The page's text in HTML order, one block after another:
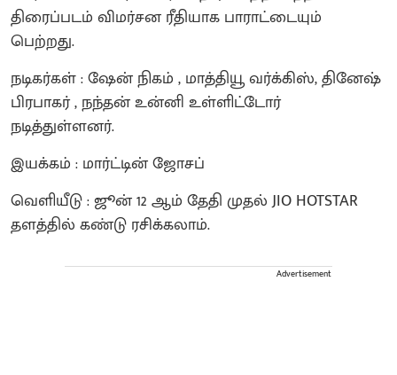
திரைப்படம் விமர்சன ரீதியாக பாராட்டையும்
பெற்றது.
நடிகர்கள் : ஷேன் நிகம் , மாத்தியூ வர்க்கிஸ், தினேஷ்
பிரபாகர் , நந்தன் உன்னி உள்ளிட்டோர்
நடித்துள்ளனர்.
இயக்கம் : மார்ட்டின் ஜோசப்
வெளியீடு : ஜூன் 12 ஆம் தேதி முதல் JIO HOTSTAR
தளத்தில் கண்டு ரசிக்கலாம்.
Advertisement